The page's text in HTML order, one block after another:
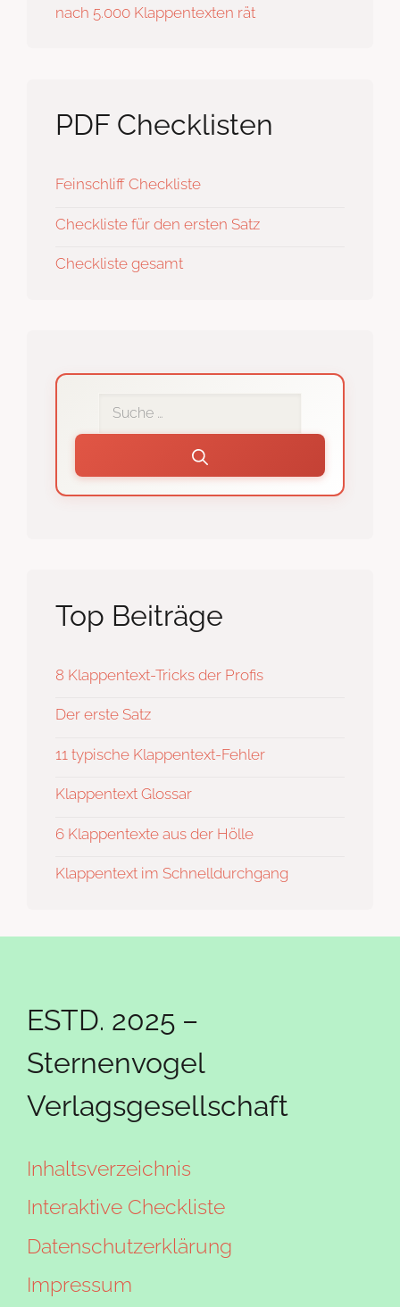
nach 5.000 Klappentexten rät
PDF Checklisten
Feinschliff Checkliste
Checkliste für den ersten Satz
Checkliste gesamt
Interne
Suche
Top Beiträge
8 Klappentext-Tricks der Profis
Der erste Satz
11 typische Klappentext-Fehler
Klappentext Glossar
6 Klappentexte aus der Hölle
Klappentext im Schnelldurchgang
ESTD. 2025 –
Sternenvogel
Verlagsgesellschaft
Inhaltsverzeichnis
Interaktive Checkliste
Datenschutzerklärung
Impressum